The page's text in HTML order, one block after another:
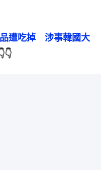
遭吃掉　涉事韓國大